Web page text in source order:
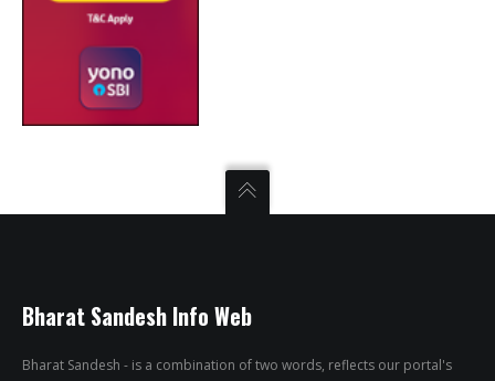
Bharat Sandesh Info Web
Bharat Sandesh - is a combination of two words, reflects our portal's